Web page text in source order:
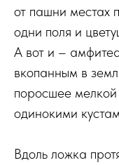
от пашни местах
одни поля и
А вот и –
вкопанным в
поросшее
одинокими
Вдоль ложка